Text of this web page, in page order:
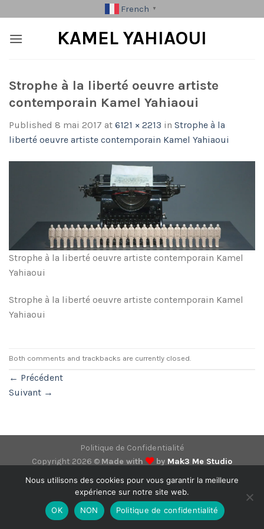
to
content
French ▼
KAMEL YAHIAOUI
Strophe à la liberté oeuvre artiste
contemporain Kamel Yahiaoui
Published 8 mai 2017 at 6121 × 2213 in Strophe à la
liberté oeuvre artiste contemporain Kamel Yahiaoui
Strophe à la liberté oeuvre artiste contemporain Kamel
Yahiaoui
Strophe à la liberté oeuvre artiste contemporain Kamel
Yahiaoui
Both comments and trackbacks are currently closed.
← Précédent
Suivant →
Politique de Confidentialité
Copyright 2026 © Made with by Mak3 Me Studio
Nous utilisons des cookies pour vous garantir la meilleure
expérience sur notre site web.
OK
NON Politique de confidentialité